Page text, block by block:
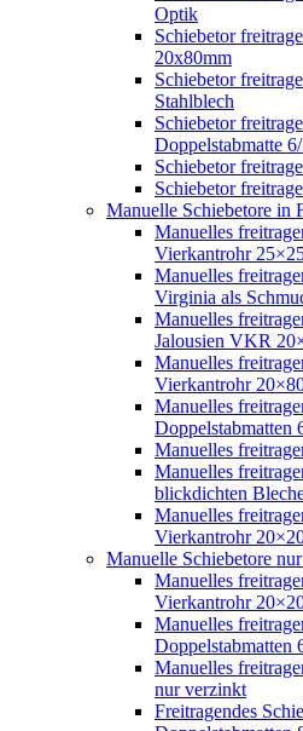
Optik
Schiebetor
20x80mm
Schiebetor
Stahlblech
Schiebetor
Doppelstabmatte
Schiebetor
Schiebetor
Manuelle Schiebetore in
Manuelles
Vierkantrohr
Manuelles
Virginia als
Manuelles
Jalousien VKR
Manuelles
Vierkantrohr
Manuelles
Doppelstabmatten
Manuelles
Manuelles
blickdichten
Manuelles
Vierkantrohr
Manuelle Schiebetore
Manuelles
Vierkantrohr
Manuelles
Doppelstabmatten
Manuelles
nur verzinkt
Freitragendes